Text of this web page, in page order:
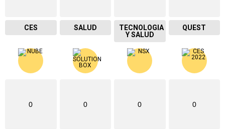
CES SALUD
TECNOLOGIA
Y SALUD
QUEST
0 0 0 0